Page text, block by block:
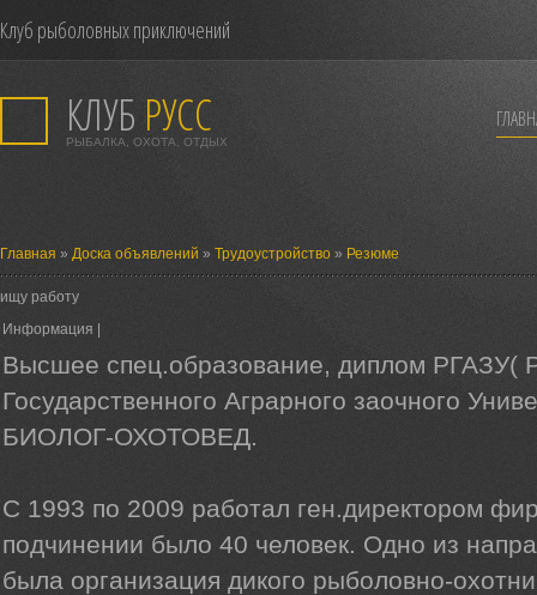
Клуб рыболовных приключений
КЛУБ РУСС
РЫБАЛКА, ОХОТА, ОТДЫХ
Главная » Доска объявлений » Трудоустройство » Резюме
ищу работу
Информация |
Высшее спец.образование, диплом РГАЗУ(
Государственного Аграрного заочного
БИОЛОГ-ОХОТОВЕД.
С 1993 по 2009 работал ген.директором
подчинении было 40 человек. Одно из
была организация дикого рыболовно-